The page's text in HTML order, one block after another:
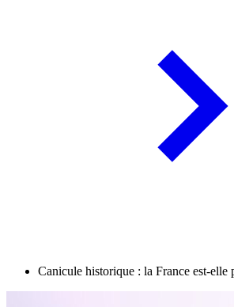
Canicule historique : la France est-elle